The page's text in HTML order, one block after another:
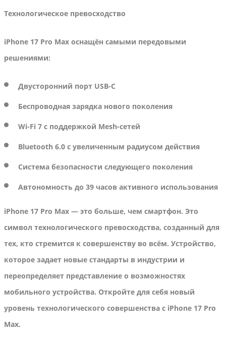
Технологическое превосходство
iPhone 17 Pro Max оснащён самыми передовыми
решениями:
Двусторонний порт USB-C
Беспроводная зарядка нового поколения
Wi-Fi 7 с поддержкой Mesh-сетей
Bluetooth 6.0 с увеличенным радиусом действия
Система безопасности следующего поколения
Автономность до 39 часов активного использования
iPhone 17 Pro Max — это больше, чем смартфон. Это
символ технологического превосходства, созданный для
тех, кто стремится к совершенству во всём. Устройство,
которое задает новые стандарты в индустрии и
переопределяет представление о возможностях
мобильного устройства. Откройте для себя новый
уровень технологического совершенства с iPhone 17 Pro
Max.